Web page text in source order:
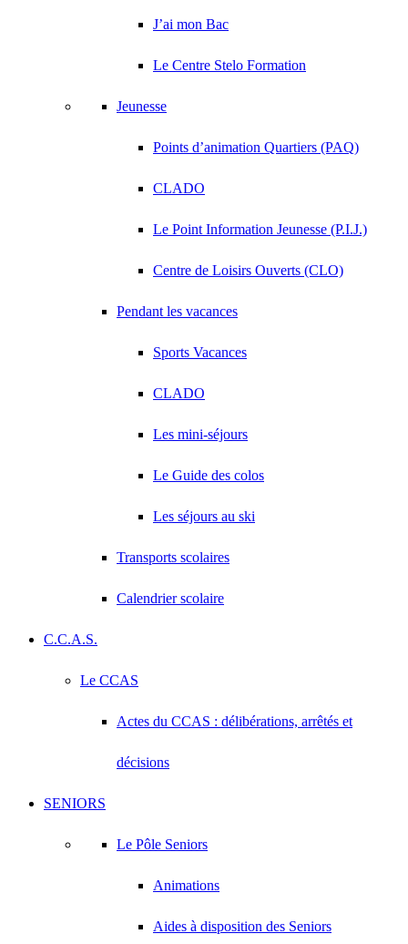
J’ai mon Bac
Le Centre Stelo Formation
Jeunesse
Points d’animation Quartiers (PAQ)
CLADO
Le Point Information Jeunesse (P.I.J.)
Centre de Loisirs Ouverts (CLO)
Pendant les vacances
Sports Vacances
CLADO
Les mini-séjours
Le Guide des colos
Les séjours au ski
Transports scolaires
Calendrier scolaire
C.C.A.S.
Le CCAS
Actes du CCAS : délibérations, arrêtés et
décisions
SENIORS
Le Pôle Seniors
Animations
Aides à disposition des Seniors